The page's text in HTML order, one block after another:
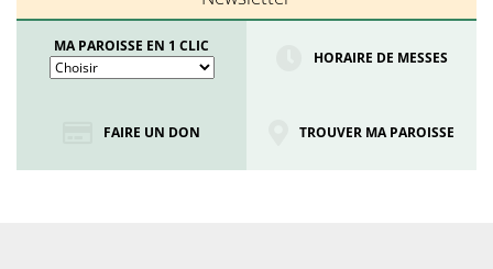
MA PAROISSE EN 1 CLIC
HORAIRE DE MESSES
FAIRE UN DON TROUVER MA PAROISSE